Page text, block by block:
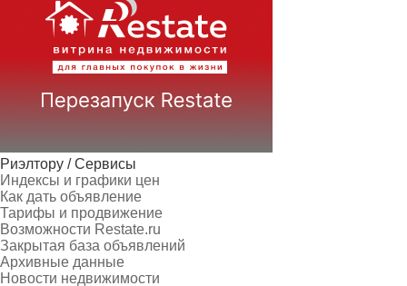
Риэлтору / Сервисы
Индексы и графики цен
Как дать объявление
Тарифы и продвижение
Возможности Restate.ru
Закрытая база объявлений
Архивные данные
Новости недвижимости